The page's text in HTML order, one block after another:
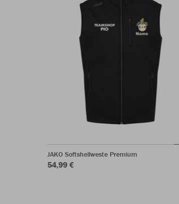
JAKO Softshellweste Premium
54,99 €